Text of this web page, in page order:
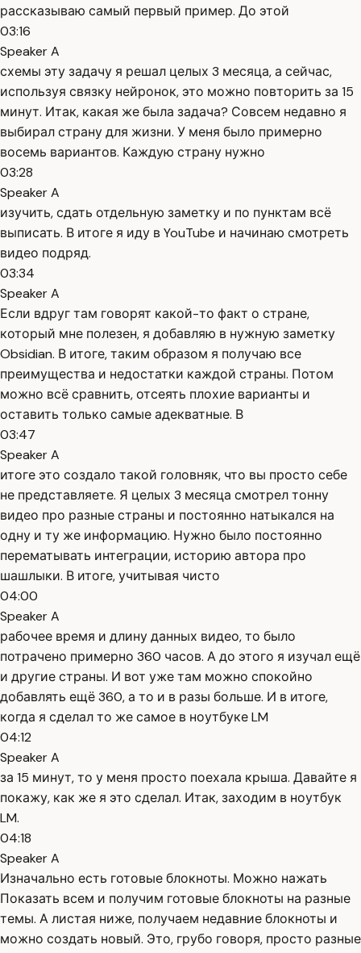
рассказываю самый первый пример. До этой
03:16
Speaker A
схемы эту задачу я решал целых 3 месяца, а сейчас,
используя связку нейронок, это можно повторить за 15
минут. Итак, какая же была задача? Совсем недавно я
выбирал страну для жизни. У меня было примерно
восемь вариантов. Каждую страну нужно
03:28
Speaker A
изучить, сдать отдельную заметку и по пунктам всё
выписать. В итоге я иду в YouTube и начинаю смотреть
видео подряд.
03:34
Speaker A
Если вдруг там говорят какой-то факт о стране,
который мне полезен, я добавляю в нужную заметку
Obsidian. В итоге, таким образом я получаю все
преимущества и недостатки каждой страны. Потом
можно всё сравнить, отсеять плохие варианты и
оставить только самые адекватные. В
03:47
Speaker A
итоге это создало такой головняк, что вы просто себе
не представляете. Я целых 3 месяца смотрел тонну
видео про разные страны и постоянно натыкался на
одну и ту же информацию. Нужно было постоянно
перематывать интеграции, историю автора про
шашлыки. В итоге, учитывая чисто
04:00
Speaker A
рабочее время и длину данных видео, то было
потрачено примерно 360 часов. А до этого я изучал ещё
и другие страны. И вот уже там можно спокойно
добавлять ещё 360, а то и в разы больше. И в итоге,
когда я сделал то же самое в ноутбуке LM
04:12
Speaker A
за 15 минут, то у меня просто поехала крыша. Давайте я
покажу, как же я это сделал. Итак, заходим в ноутбук
LM.
04:18
Speaker A
Изначально есть готовые блокноты. Можно нажать
Показать всем и получим готовые блокноты на разные
темы. А листая ниже, получаем недавние блокноты и
можно создать новый. Это, грубо говоря, просто разные